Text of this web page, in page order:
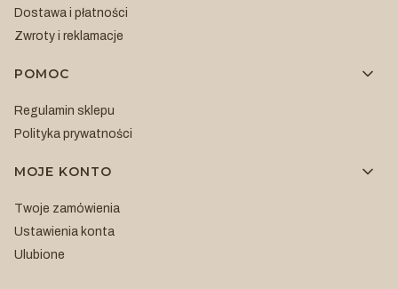
Dostawa i płatności
Zwroty i reklamacje
POMOC
Regulamin sklepu
Polityka prywatności
MOJE KONTO
Twoje zamówienia
Ustawienia konta
Ulubione